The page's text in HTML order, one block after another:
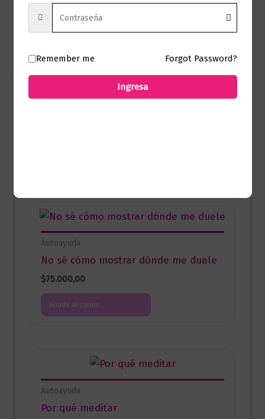
Autoayuda
Hábitos atómicos. Edición especial
Autoayuda
No sé cómo mostrar dónde me duele
$75.000,00
Añadir al carrito
Autoayuda
Por qué meditar
Remember me Forgot Password?
Ingresa